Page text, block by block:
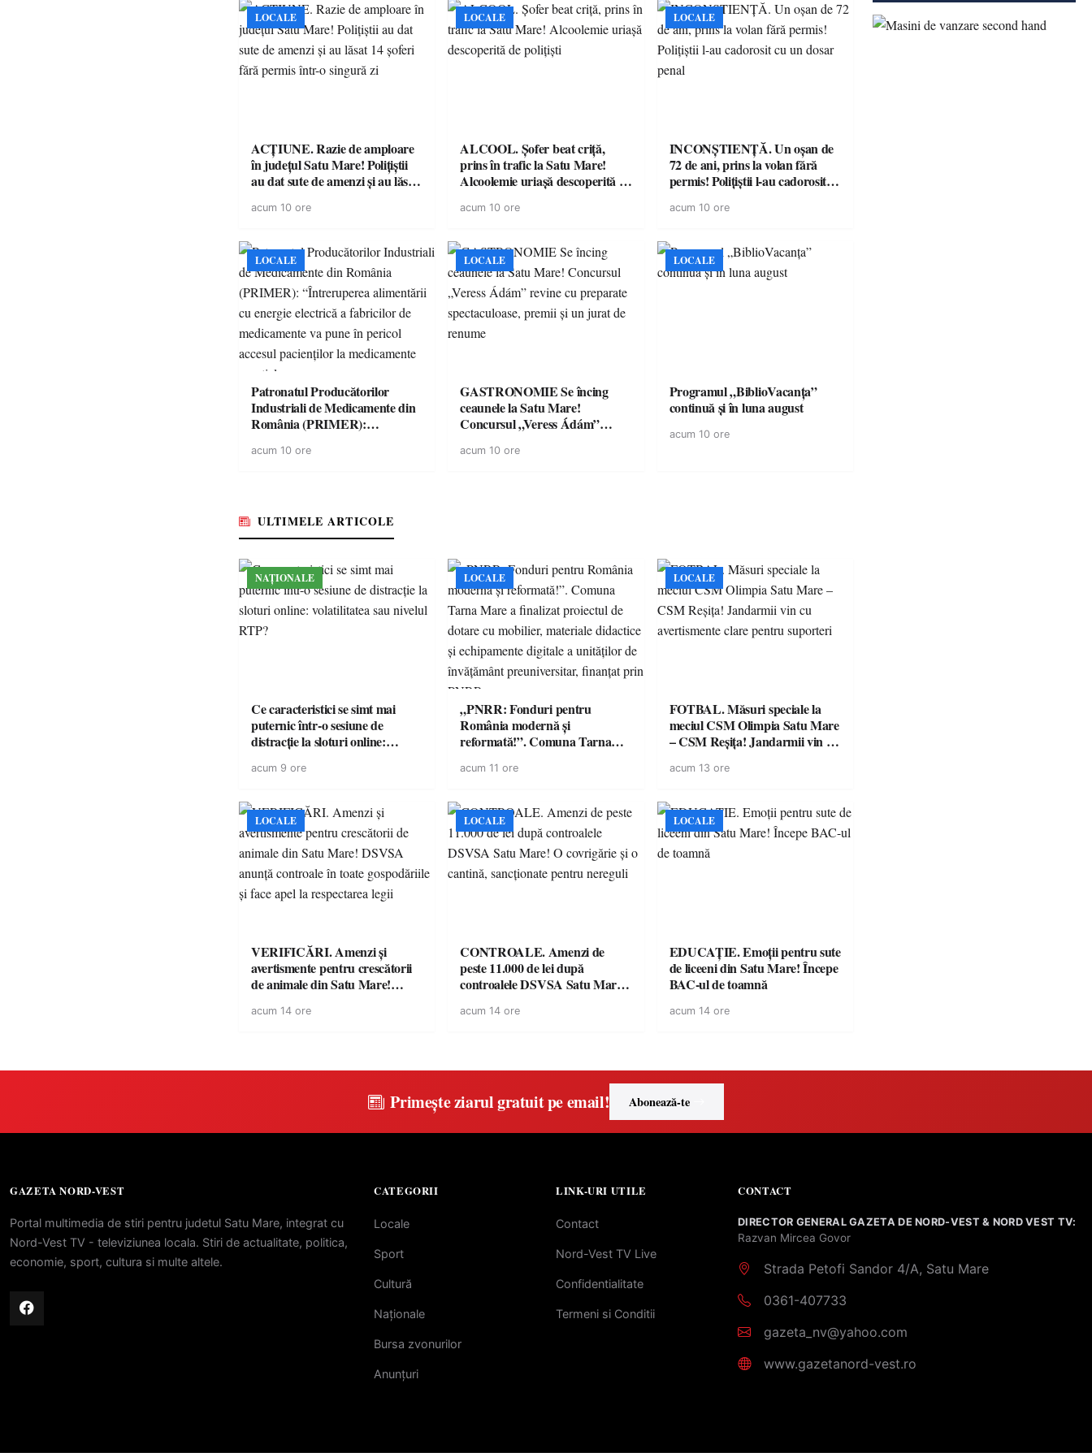
LOCALE
ACȚIUNE. Razie de amploare
în județul Satu Mare! Polițiștii
au dat sute de amenzi și au lăsat
singură zi
acum 10 ore
LOCALE
ALCOOL. Șofer beat criță,
prins în trafic la Satu Mare!
Alcoolemie uriașă descoperită de
acum 10 ore
LOCALE
INCONȘTIENȚĂ. Un oșan de
72 de ani, prins la volan fără
permis! Polițiștii l-au cadorosit
acum 10 ore
LOCALE
Patronatul Producătorilor
Industriali de Medicamente din
România (PRIMER):
energie electrică a fabricilor de
acum 10 ore
LOCALE
GASTRONOMIE Se încing
ceaunele la Satu Mare!
Concursul „Veress Ádám”
spectaculoase, premii și un jurat
acum 10 ore
LOCALE
Programul „BiblioVacanța”
continuă și în luna august
acum 10 ore
ULTIMELE ARTICOLE
NAȚIONALE
Ce caracteristici se simt mai
puternic într-o sesiune de
distracție la sloturi online:
acum 9 ore
LOCALE
„PNRR: Fonduri pentru
România modernă și
reformată!”. Comuna Tarna
dotare cu mobilier, materiale
a unităților de învățământ
preuniversitar, finanțat prin
PNRR
acum 11 ore
LOCALE
FOTBAL. Măsuri speciale la
meciul CSM Olimpia Satu Mare
– CSM Reșița! Jandarmii vin cu
suporteri
acum 13 ore
LOCALE
VERIFICĂRI. Amenzi și
avertismente pentru crescătorii
de animale din Satu Mare!
toate gospodăriile și face apel la
acum 14 ore
LOCALE
CONTROALE. Amenzi de
peste 11.000 de lei după
controalele DSVSA Satu Mare!
sancționate pentru nereguli
acum 14 ore
LOCALE
EDUCAȚIE. Emoții pentru sute
de liceeni din Satu Mare! Începe
BAC-ul de toamnă
acum 14 ore
Primește ziarul gratuit pe email! Abonează-te
GAZETA NORD-VEST
Portal multimedia de stiri pentru judetul Satu Mare, integrat cu
Nord-Vest TV - televiziunea locala. Stiri de actualitate, politica,
economie, sport, cultura si multe altele.
CATEGORII
Locale
Sport
Cultură
Naționale
Bursa zvonurilor
Anunțuri
LINK-URI UTILE
Contact
Nord-Vest TV Live
Confidentialitate
Termeni si Conditii
CONTACT
DIRECTOR GENERAL GAZETA DE NORD-VEST & NORD VEST TV:
Razvan Mircea Govor
Strada Petofi Sandor 4/A, Satu Mare
0361-407733
gazeta_nv@yahoo.com
www.gazetanord-vest.ro